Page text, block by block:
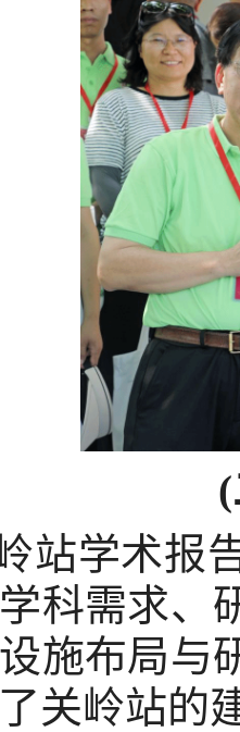
站学术报
科需求、
施布局与
关岭站的